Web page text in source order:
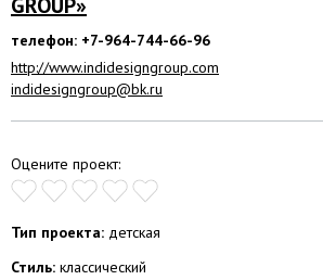
телефон: +7-964-744-66-96
http://www.indidesigngroup.com
indidesigngroup@bk.ru
Оцените проект:
Тип проекта: детская
Стиль: классический